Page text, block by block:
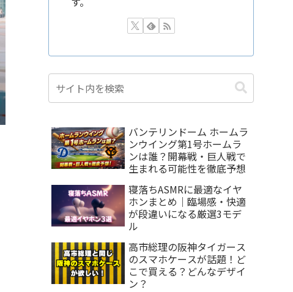
バンテリンドーム ホームラ
ンウイング第1号ホームラ
ンは誰？開幕戦・巨人戦で
生まれる可能性を徹底予想
寝落ちASMRに最適なイヤ
ホンまとめ｜臨場感・快適
が段違いになる厳選3モデ
ル
高市総理の阪神タイガース
のスマホケースが話題！ど
こで買える？どんなデザイ
ン？